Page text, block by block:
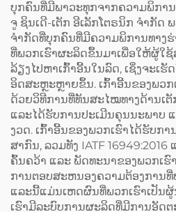
ບຸກຄົນທີ່ມີພາວະທຸກຈາກຄວາມພິກາ
ຈູ ຊິນເດີ-ເຕັກ ອີເລັກໂຕຣນິກ ຈຳກັດ
ຈຳກັດທີ່ບຸກຄົນທີ່ມີຄວາມພິການທາງຮ່
ທີ່ພວກເຮົາຜະລິດຂຶ້ນມາເພື່ອໃຫ້ຜູ້ໃ
ລ້ຽງໄປຫາເກົ້າອີ້ນໃນລົດ, ເຊິ່ງຈະເຮັ
ອິດສະຫຼະຫຼາຍຂຶ້ນ. ເກົ້າອີ້ນຂອງພວ
ດ້ວຍວິທີການທີ່ທັນສະໄໝທາງດ້ານເຕັ
ແລະໄດ້ຮັບການປະເມີນຄຸນນະພາບ
ງວດ. ເກົ້າອີ້ນຂອງພວກເຮົາໄດ້ຮັບກ
ສາກົນ, ລວມທັງ IATF 16949:2016
ຄົ້ນຄວ້າ ແລະ ພັດທະນາຂອງພວກເຮົ
ການຕອບສະຫນອງຄວາມຕ້ອງການ
ແລະນີ້ແມ່ນເຫດຜົນທີ່ພວກເຮົາເປັນ
ເຮົາມີລະບົບການຜະລິດທີ່ມີການອັດຕ